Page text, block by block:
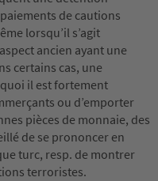
de cautions
lorsqu’il s’agit
ancien ayant une
certains cas, une
il est fortement
ou d’emporter
pièces de monnaie, des
de se prononcer en
turc, resp. de montrer
terroristes.